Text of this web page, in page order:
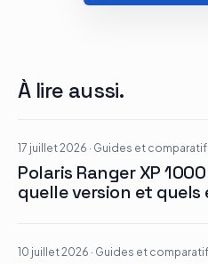
À lire aussi.
17 juillet 2026 · Guides et
Polaris Ranger XP
quelle version et quels
10 juillet 2026 · Guides et